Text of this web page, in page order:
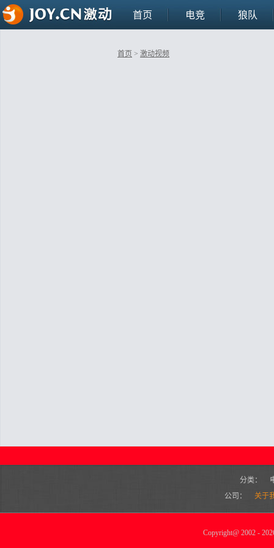
首页 电竞 狼队
首页 > 激动视频
分类：
公司：
关于
Copyright@2002 -